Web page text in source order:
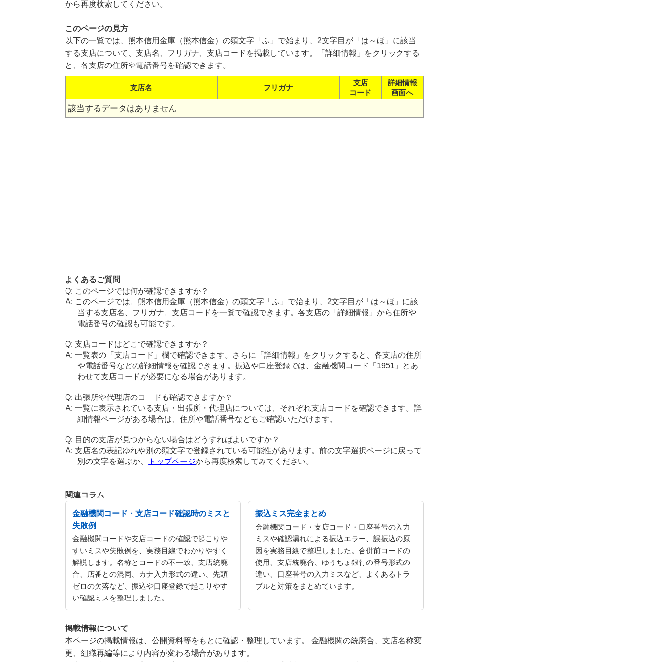
から再度検索してください。
このページの見方
以下の一覧では、熊本信用金庫（熊本信金）の頭文字「ふ」で始まり、2文字目が「は～ほ」に該当
する支店について、支店名、フリガナ、支店コードを掲載しています。「詳細情報」をクリックする
と、各支店の住所や電話番号を確認できます。
支店名 フリガナ
支店
コード
詳細情報
画面へ
該当するデータはありません
よくあるご質問
このページでは何が確認できますか？
このページでは、熊本信用金庫（熊本信金）の頭文字「ふ」で始まり、2文字目が「は～ほ」に該
当する支店名、フリガナ、支店コードを一覧で確認できます。各支店の「詳細情報」から住所や
電話番号の確認も可能です。
支店コードはどこで確認できますか？
一覧表の「支店コード」欄で確認できます。さらに「詳細情報」をクリックすると、各支店の住所
や電話番号などの詳細情報を確認できます。振込や口座登録では、金融機関コード「1951」とあ
わせて支店コードが必要になる場合があります。
出張所や代理店のコードも確認できますか？
一覧に表示されている支店・出張所・代理店については、それぞれ支店コードを確認できます。詳
細情報ページがある場合は、住所や電話番号などもご確認いただけます。
目的の支店が見つからない場合はどうすればよいですか？
支店名の表記ゆれや別の頭文字で登録されている可能性があります。前の文字選択ページに戻って
別の文字を選ぶか、
トップページから再度検索してみてください。
関連コラム
金融機関コード・支店コード確認時のミスと
失敗例
金融機関コードや支店コードの確認で起こりや
すいミスや失敗例を、実務目線でわかりやすく
解説します。名称とコードの不一致、支店統廃
合、店番との混同、カナ入力形式の違い、先頭
ゼロの欠落など、振込や口座登録で起こりやす
い確認ミスを整理しました。
振込ミス完全まとめ
金融機関コード・支店コード・口座番号の入力
ミスや確認漏れによる振込エラー、誤振込の原
因を実務目線で整理しました。合併前コードの
使用、支店統廃合、ゆうちょ銀行の番号形式の
違い、口座番号の入力ミスなど、よくあるトラ
ブルと対策をまとめています。
掲載情報について
本ページの掲載情報は、公開資料等をもとに確認・整理しています。 金融機関の統廃合、支店名称変
更、組織再編等により内容が変わる場合があります。